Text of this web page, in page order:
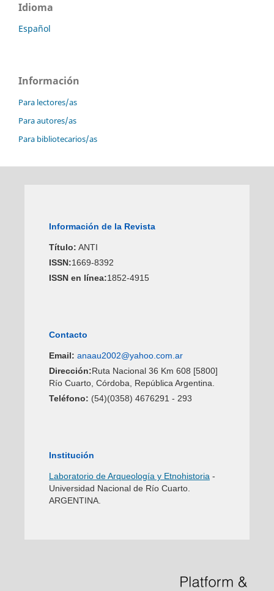
Idioma
Español
Información
Para lectores/as
Para autores/as
Para bibliotecarios/as
Información de la Revista
Título: ANTI
ISSN:1669-8392
ISSN en línea:1852-4915
Contacto
Email: anaau2002@yahoo.com.ar
Dirección:Ruta Nacional 36 Km 608 [5800]
Río Cuarto, Córdoba, República Argentina.
Teléfono: (54)(0358) 4676291 - 293
Institución
Laboratorio de Arqueología y Etnohistoria -
Universidad Nacional de Río Cuarto.
ARGENTINA.